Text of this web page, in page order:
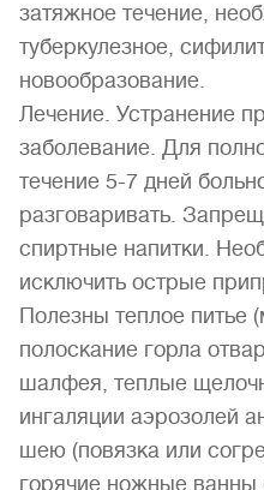
затяжное течение,
туберкулезное,
новообразование.
Лечение. Устранение
заболевание. Для
течение 5-7 дней
разговаривать.
спиртные напитки.
исключить острые
Полезны теплое питье
полоскание горла
шалфея, теплые
ингаляции аэрозолей
шею (повязка или
горячие ножные